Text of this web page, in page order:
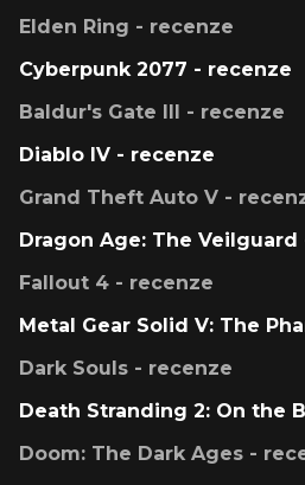
Elden Ring - recenze
Cyberpunk 2077 - recenze
Baldur's Gate III - recenze
Diablo IV - recenze
Grand Theft Auto V -
Dragon Age: The Veilguard
Fallout 4 - recenze
Metal Gear Solid V: The
Dark Souls - recenze
Death Stranding 2: On the
Doom: The Dark Ages -